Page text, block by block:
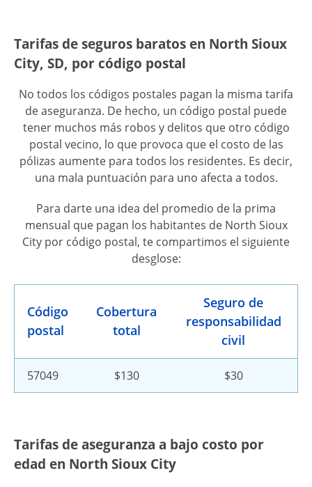
Tarifas de seguros baratos en North Sioux
City, SD, por código postal
No todos los códigos postales pagan la misma tarifa
de aseguranza. De hecho, un código postal puede
tener muchos más robos y delitos que otro código
postal vecino, lo que provoca que el costo de las
pólizas aumente para todos los residentes. Es decir,
una mala puntuación para uno afecta a todos.
Para darte una idea del promedio de la prima
mensual que pagan los habitantes de North Sioux
City por código postal, te compartimos el siguiente
desglose:
Código
postal
Cobertura
total
Seguro de
responsabilidad
civil
57049 $130 $30
Tarifas de aseguranza a bajo costo por
edad en North Sioux City